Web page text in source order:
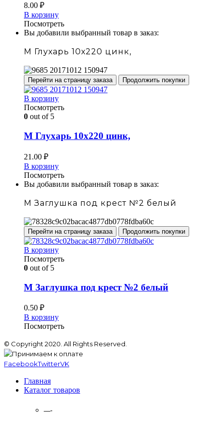
8.00 ₽
В корзину
Посмотреть
Вы добавили выбранный товар в заказ:
М Глухарь 10х220 цинк,
Перейти на страницу заказа Продолжить покупки
В корзину
Посмотреть
0 out of 5
М Глухарь 10х220 цинк,
21.00 ₽
В корзину
Посмотреть
Вы добавили выбранный товар в заказ:
М Заглушка под крест №2 белый
Перейти на страницу заказа Продолжить покупки
В корзину
Посмотреть
0 out of 5
М Заглушка под крест №2 белый
0.50 ₽
В корзину
Посмотреть
© Copyright 2020. All Rights Reserved.
FacebookTwitterVK
Главная
Каталог товаров
—-